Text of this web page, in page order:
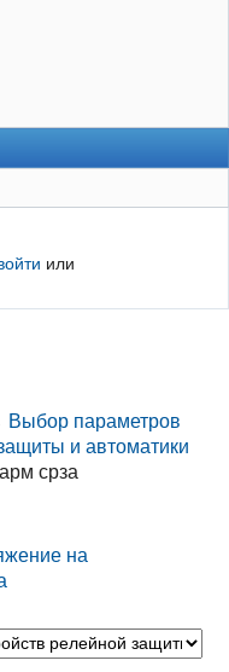
или
Выбор параметров
и автоматики
срза
на